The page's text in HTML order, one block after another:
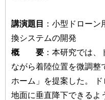
講演題目
：小型ドロー
換システムの開発
概 要 ：本研究では
ながら着陸位置を微調整
ホーム」を提案した。
地面に垂直降下できるよ